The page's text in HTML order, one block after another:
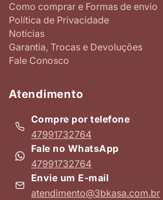
Como comprar e Formas de envio
Política de Privacidade
Notícias
Garantia, Trocas e Devoluções
Fale Conosco
Atendimento
Compre por telefone
47991732764
Fale no WhatsApp
47991732764
Envie um E-mail
atendimento@3bkasa.com.br